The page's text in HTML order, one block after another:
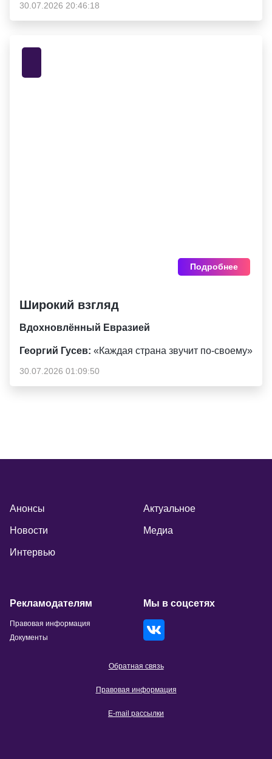
30.07.2026 20:46:18
Подробнее
Широкий взгляд
Вдохновлённый Евразией
Георгий Гусев: «Каждая страна звучит по-своему»
30.07.2026 01:09:50
Анонсы
Новости
Интервью
Актуальное
Медиа
Обратная связь
Правовая информация
E-mail рассылки
Рекламодателям
Правовая информация
Документы
Мы в соцсетях